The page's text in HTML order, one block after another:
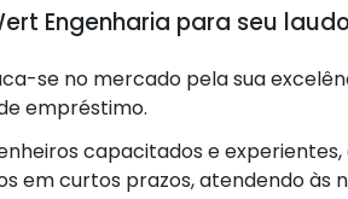
Engenharia para seu
se no mercado pela sua
empréstimo.
capacitados e
em curtos prazos, atendendo às